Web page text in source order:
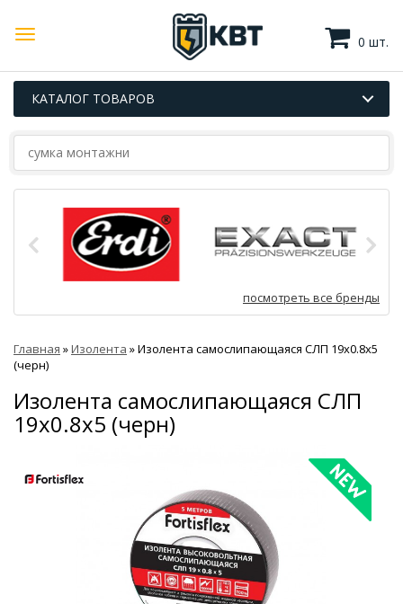
0 шт.
КАТАЛОГ ТОВАРОВ
посмотреть все бренды
Главная »Изолента »Изолента самослипающаяся СЛП 19х0.8х5
(черн)
Изолента самослипающаяся СЛП
19х0.8х5 (черн)